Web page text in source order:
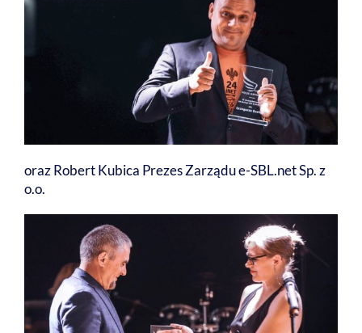
oraz Robert Kubica Prezes Zarządu e-SBL.net Sp. z
o.o.